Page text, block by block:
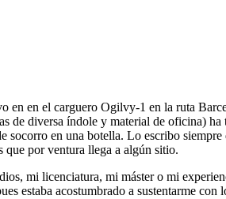
en en el carguero Ogilvy-1 en la ruta
de diversa índole y material de oficina)
socorro en una botella. Lo escribo
que por ventura llega a algún sitio.
mi licenciatura, mi máster o mi
estaba acostumbrado a sustentarme